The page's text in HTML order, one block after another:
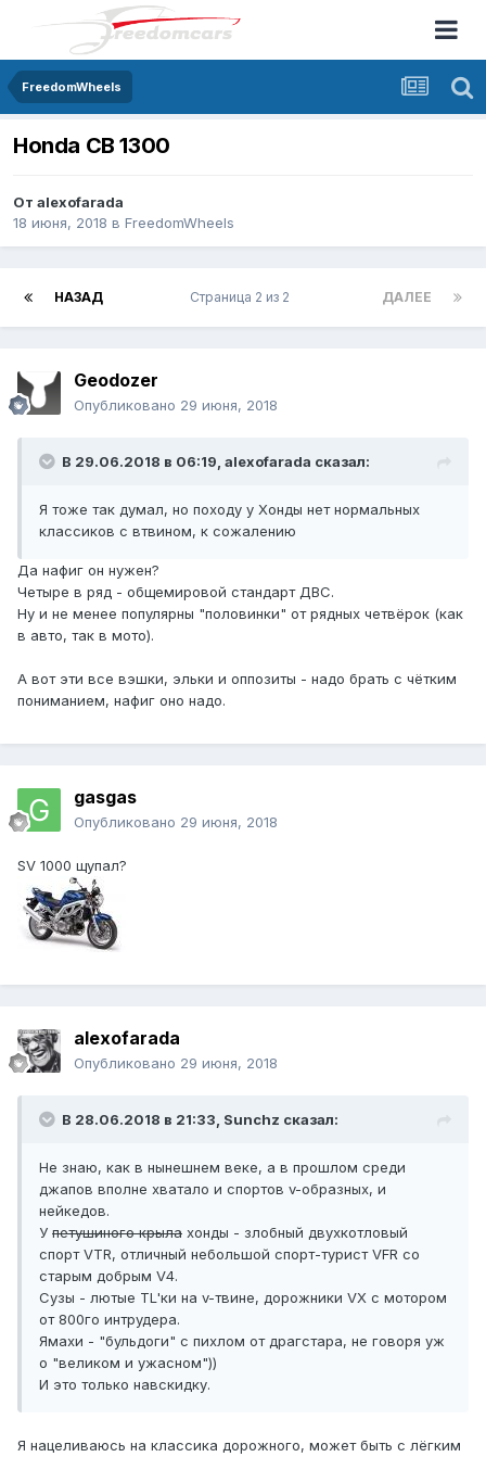
FreedomWheels
Honda CB 1300
От alexofarada
18 июня, 2018 в FreedomWheels
НАЗАД ДАЛЕЕ
Страница 2 из 2
Geodozer
Опубликовано 29 июня, 2018
В 29.06.2018 в 06:19, alexofarada сказал:
Я тоже так думал, но походу у Хонды нет нормальных
классиков с втвином, к сожалению
Да нафиг он нужен?
Четыре в ряд - общемировой стандарт ДВС.
Ну и не менее популярны "половинки" от рядных четвёрок (как
в авто, так в мото).
А вот эти все вэшки, эльки и оппозиты - надо брать с чётким
пониманием, нафиг оно надо.
gasgas
Опубликовано 29 июня, 2018
SV 1000 щупал?
alexofarada
Опубликовано 29 июня, 2018
В 28.06.2018 в 21:33, Sunchz сказал:
Не знаю, как в нынешнем веке, а в прошлом среди
джапов вполне хватало и спортов v-образных, и
нейкедов.
У петушиного крыла хонды - злобный двухкотловый
спорт VTR, отличный небольшой спорт-турист VFR со
старым добрым V4.
Сузы - лютые TL'ки на v-твине, дорожники VX с мотором
от 800го интрудера.
Ямахи - "бульдоги" с пихлом от драгстара, не говоря уж
о "великом и ужасном"))
И это только навскидку.
Я нацеливаюсь на классика дорожного, может быть с лёгким